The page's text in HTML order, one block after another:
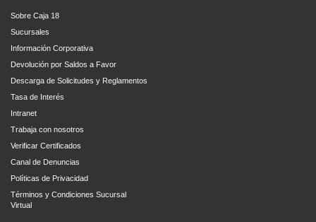
Sobre Caja 18
Sucursales
Información Corporativa
Devolución por Saldos a Favor
Descarga de Solicitudes y Reglamentos
Tasa de Interés
Intranet
Trabaja con nosotros
Verificar Certificados
Canal de Denuncias
Políticas de Privacidad
Términos y Condiciones Sucursal
Virtual